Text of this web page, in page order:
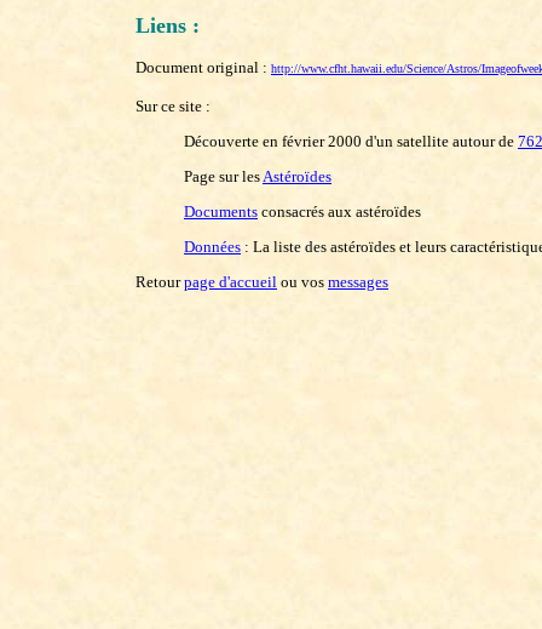
Liens :
Document original : http://www.cfht.hawaii.edu/Science/Astros/
Sur ce site :
Découverte en février 2000 d'un satellite autour de
Page sur lesAstéroïdes
Documents consacrés aux astéroïdes
Données : La liste des astéroïdes et leurs
Retourpage d'accueil ou vos messages